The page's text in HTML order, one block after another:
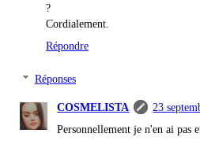
?
Cordialement.
Répondre
Réponses
COSMELISTA
23
Personnellement je n'en ai pas